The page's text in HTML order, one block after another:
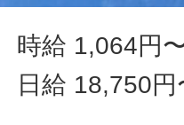
時給 1,064円
日給 18,750